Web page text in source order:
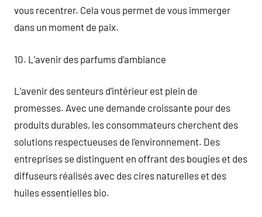
vous recentrer. Cela vous permet de vous immerger
dans un moment de paix.
10. L’avenir des parfums d’ambiance
L’avenir des senteurs d’intérieur est plein de
promesses. Avec une demande croissante pour des
produits durables, les consommateurs cherchent des
solutions respectueuses de l’environnement. Des
entreprises se distinguent en offrant des bougies et des
diffuseurs réalisés avec des cires naturelles et des
huiles essentielles bio.